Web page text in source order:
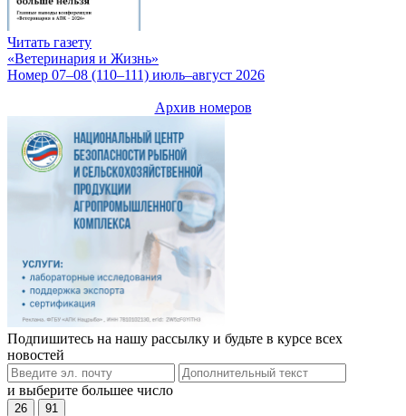
Читать газету
«Ветеринария и Жизнь»
Номер 07–08 (110–111) июль–август 2026
Архив номеров
Подпишитесь на нашу рассылку и будьте в курсе всех
новостей
и выберите большее число
26 91